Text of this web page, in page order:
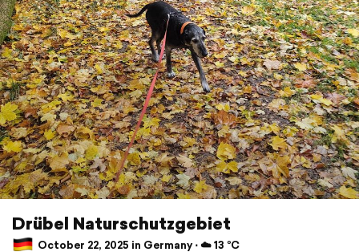
Drübel Naturschutzgebiet
October 22, 2025 in Germany ⋅ ☁️ 13 °C